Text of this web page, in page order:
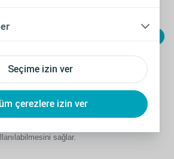
Seçime izin ver
çerezlere izin ver
Barrier
®
çatlayan veya tahriş olmuş cilt
tabaka oluşturur.
olan karaya içerir ve kremin eksüdalı
sağlar.